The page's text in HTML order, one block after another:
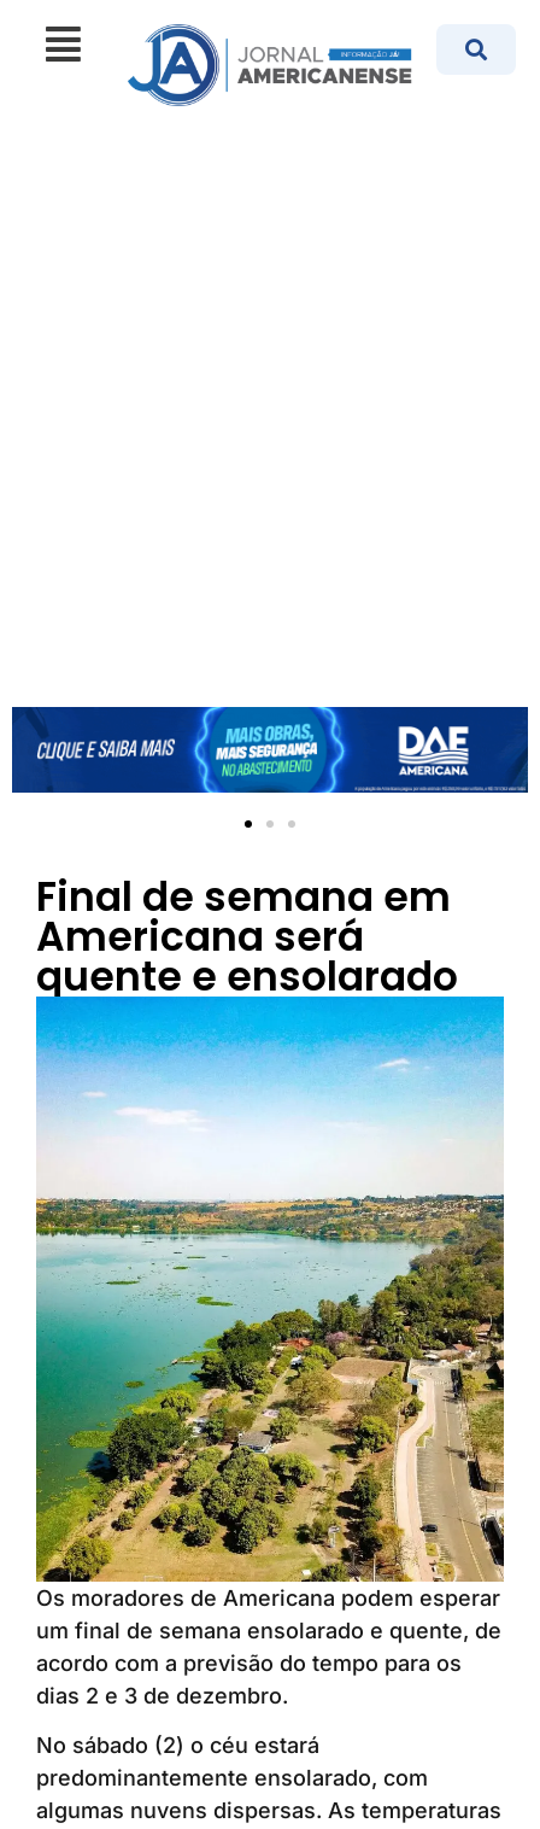
Final de semana em
Americana será
quente e ensolarado
Os moradores de Americana podem esperar
um final de semana ensolarado e quente, de
acordo com a previsão do tempo para os
dias 2 e 3 de dezembro.
No sábado (2) o céu estará
predominantemente ensolarado, com
algumas nuvens dispersas. As temperaturas